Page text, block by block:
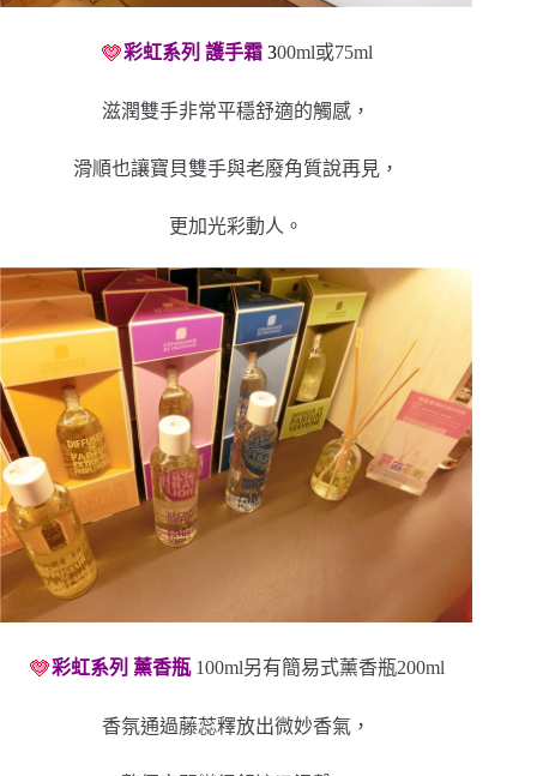
彩虹系列 護手霜300ml或75ml
滋潤雙手非常平穩舒適的觸感，
滑順也讓寶貝雙手與老廢角質說再見，
更加光彩動人。
彩虹系列 薰香瓶 100ml另有簡易式薰香瓶200ml
香氛通過藤蕊釋放出微妙香氣，